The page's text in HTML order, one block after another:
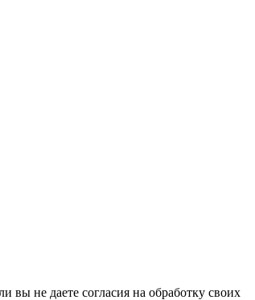
вы не даете согласия на обработку своих